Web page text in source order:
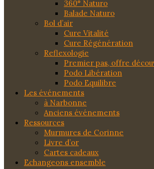
360° Naturo
Balade Naturo
Bol d’air
Cure Vitalité
Cure Régénération
Reflexologie
Premier pas, offre
Podo Libération
Podo Equilibre
Les événements
à Narbonne
Anciens événements
Ressources
Murmures de Corinne
Livre d’or
Cartes cadeaux
Echangeons ensemble